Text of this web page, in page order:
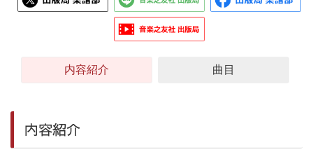
内容紹介 曲目
内容紹介